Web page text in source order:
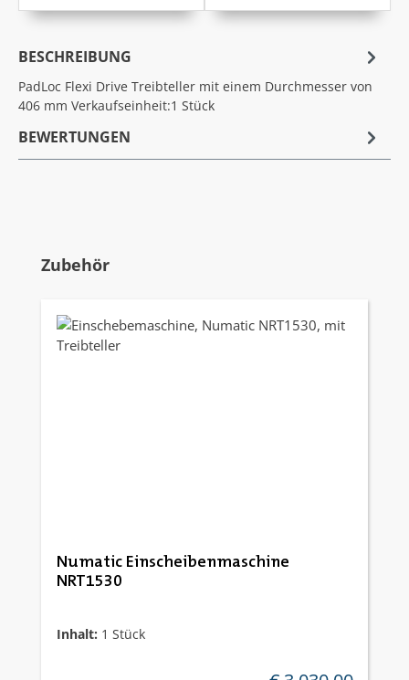
BESCHREIBUNG
PadLoc Flexi Drive Treibteller mit einem Durchmesser von
406 mm Verkaufseinheit:1 Stück
BEWERTUNGEN
Produktgalerie überspringen
Zubehör
Numatic Einscheibenmaschine
NRT1530
Inhalt: 1 Stück